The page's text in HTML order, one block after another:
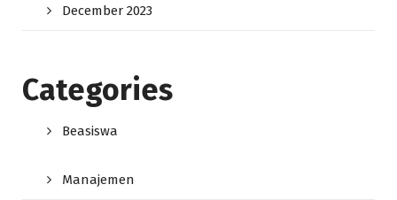
December 2023
Categories
Beasiswa
Manajemen